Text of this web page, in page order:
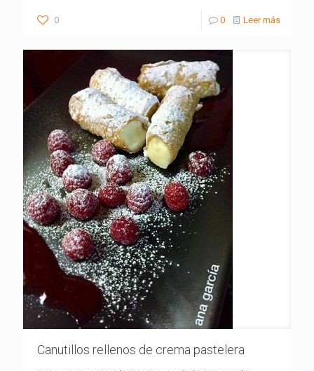
0 0 Leer más
Canutillos rellenos de crema pastelera